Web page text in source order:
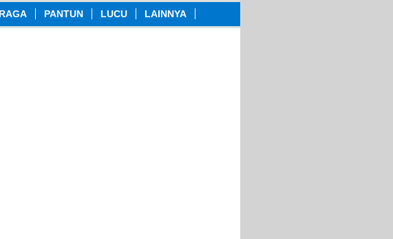
PANTUN LUCU LAINNYA